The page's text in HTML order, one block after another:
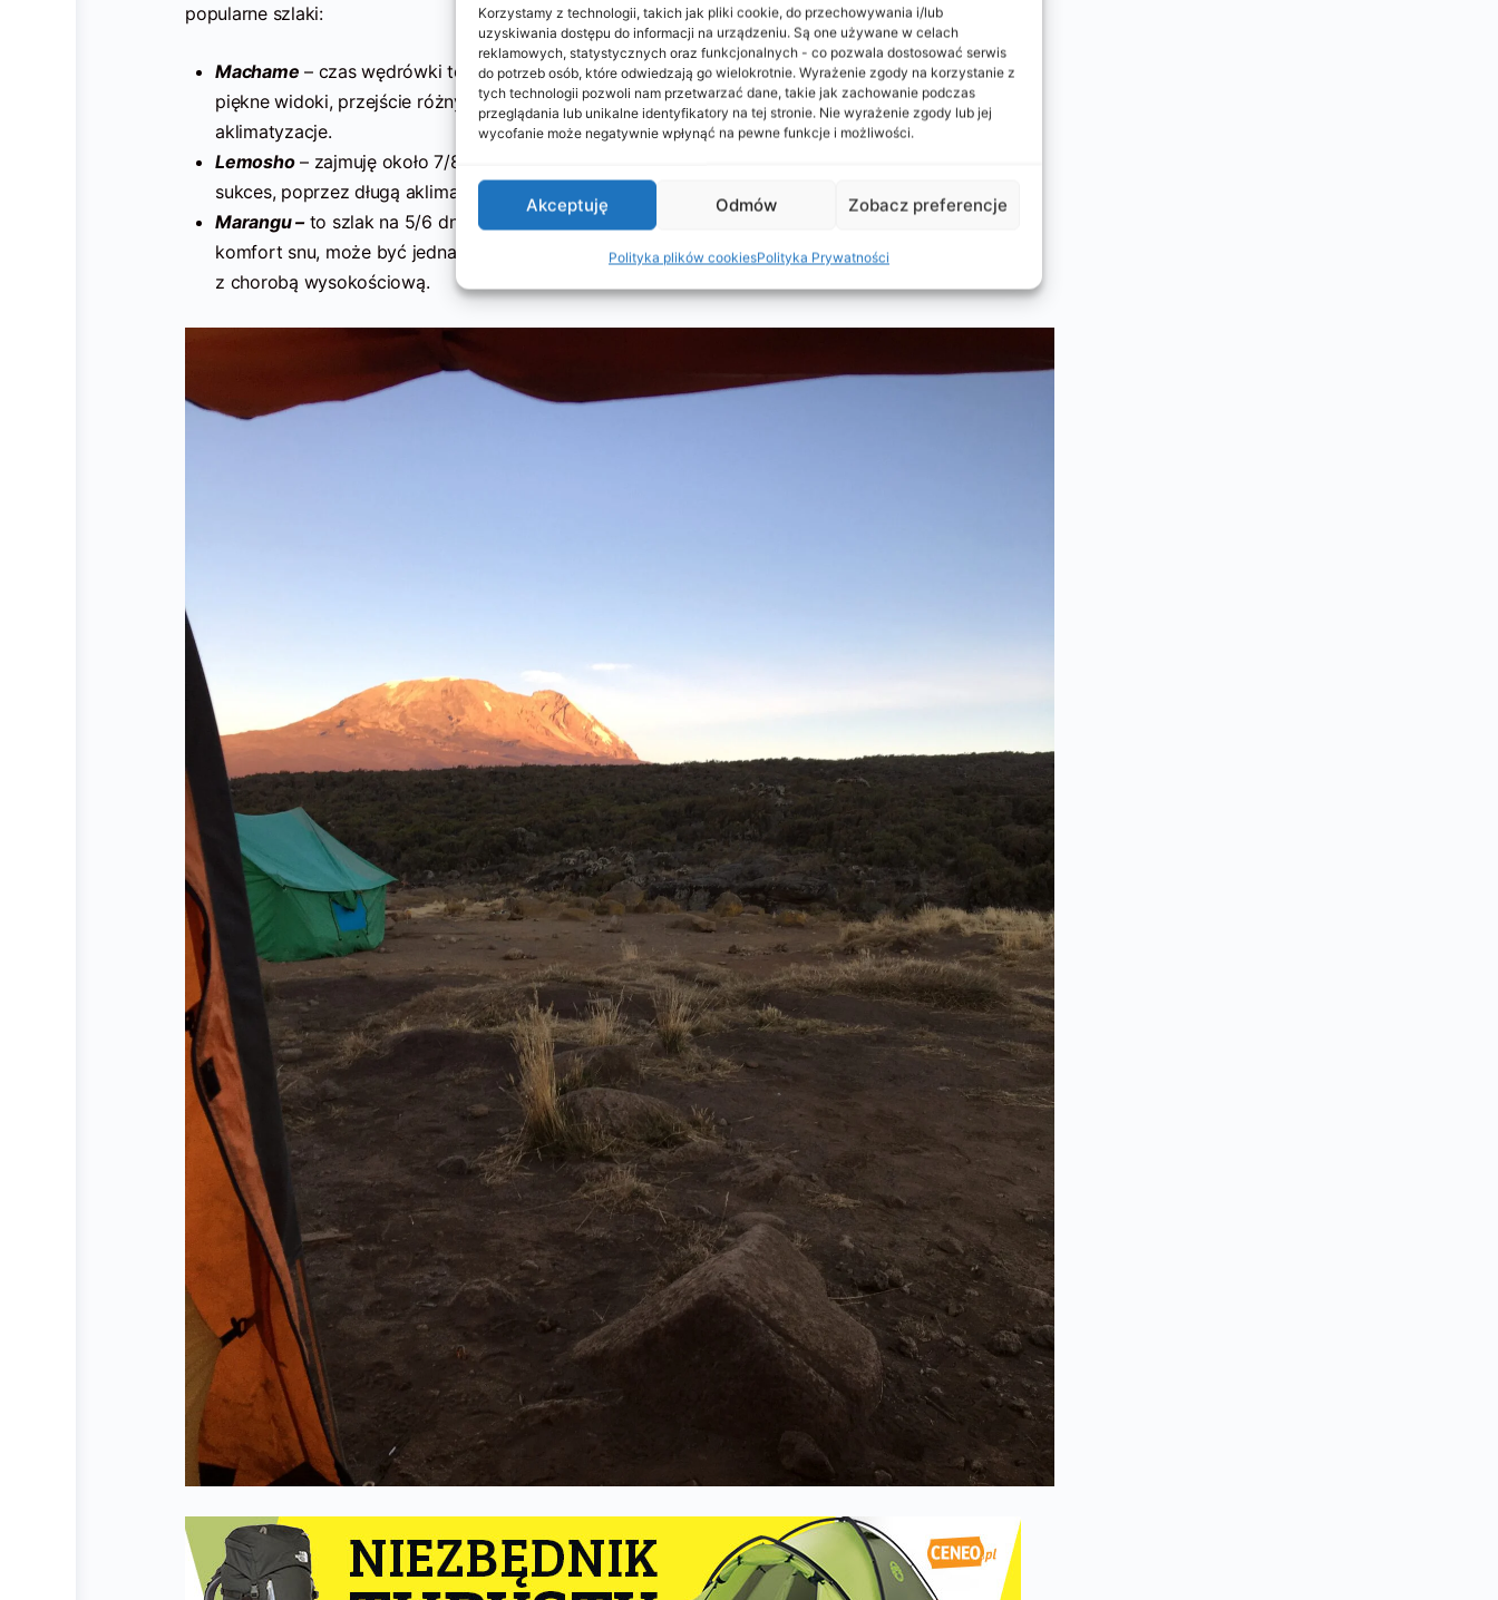
Korzystamy z technologii, takich jak pliki cookie, do przechowywania i/lub
uzyskiwania dostępu do informacji na urządzeniu. Są one używane w celach
reklamowych, statystycznych oraz funkcjonalnych - co pozwala dostosować serwis
do potrzeb osób, które odwiedzają go wielokrotnie. Wyrażenie zgody na korzystanie z
tych technologii pozwoli nam przetwarzać dane, takie jak zachowanie podczas
przeglądania lub unikalne identyfikatory na tej stronie. Nie wyrażenie zgody lub jej
wycofanie może negatywnie wpłynąć na pewne funkcje i możliwości.
Akceptuję Odmów Zobacz preferencje
Polityka plików cookiesPolityka Prywatności
popularne szlaki:
Machame – czas wędrówki to około 6/7 dni. Droga jest jedną z najpopularniejszych, zapewniającą
piękne widoki, przejście różnych sfer klimatycznych, a do tego pozwalającą na przyzwoitą
aklimatyzacje.
Lemosho– zajmuję około 7/8 dni. Najdłuższa, najdroższa, przepiękna i z największą szansą na
sukces, poprzez długą aklimatyzację. Po kilku dniach łączy się z trasą Machame.
Marangu –to szlak na 5/6 dni, który oferuje nocowanie w domkach zamiast namiotów. Zwiększony
komfort snu, może być jednak zakłócony krótszym czasem aklimatyzacji, a tym samym problemami
z chorobą wysokościową.